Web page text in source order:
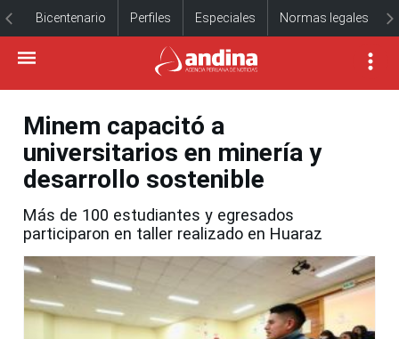
Bicentenario Perfiles Especiales Normas legales
Minem capacitó a
universitarios en minería y
desarrollo sostenible
Más de 100 estudiantes y egresados
participaron en taller realizado en Huaraz